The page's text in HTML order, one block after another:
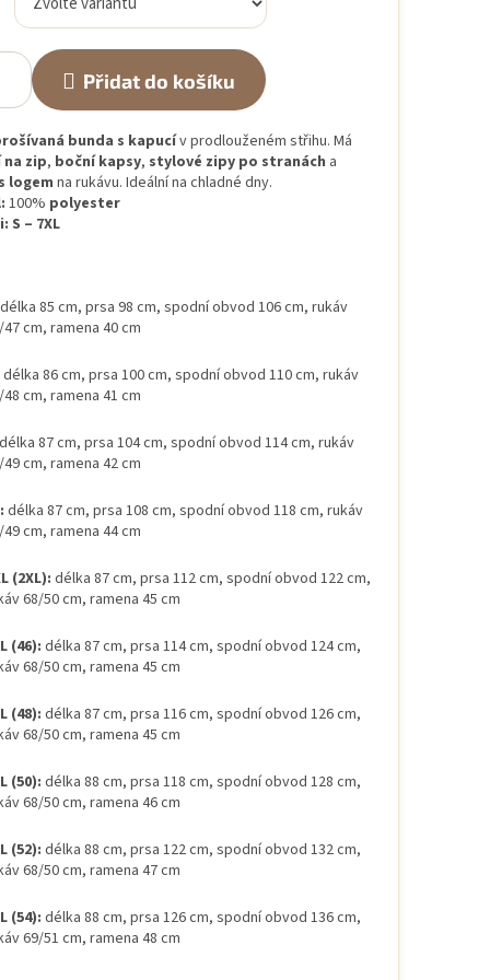
Přidat do košíku
bunda s kapucív prodlouženém střihu. Má
zip, boční kapsy, stylové zipy po stranách a
logemna rukávu. Ideální na chladné dny.
100% polyester
S – 7XL
délka 85 cm, prsa 98 cm, spodní obvod 106 cm, rukáv
cm, ramena 40 cm
délka 86 cm, prsa 100 cm, spodní obvod 110 cm, rukáv
cm, ramena 41 cm
délka 87 cm, prsa 104 cm, spodní obvod 114 cm, rukáv
cm, ramena 42 cm
délka 87 cm, prsa 108 cm, spodní obvod 118 cm, rukáv
cm, ramena 44 cm
(2XL):délka 87 cm, prsa 112 cm, spodní obvod 122 cm,
68/50 cm, ramena 45 cm
(46):délka 87 cm, prsa 114 cm, spodní obvod 124 cm,
68/50 cm, ramena 45 cm
(48): délka 87 cm, prsa 116 cm, spodní obvod 126 cm,
68/50 cm, ramena 45 cm
(50):délka 88 cm, prsa 118 cm, spodní obvod 128 cm,
68/50 cm, ramena 46 cm
(52): délka 88 cm, prsa 122 cm, spodní obvod 132 cm,
68/50 cm, ramena 47 cm
(54): délka 88 cm, prsa 126 cm, spodní obvod 136 cm,
69/51 cm, ramena 48 cm